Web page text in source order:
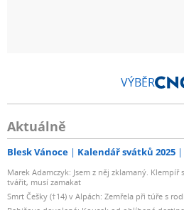
VÝBĚR
Aktuálně
Blesk Vánoce Kalendář svátků 2025
Marek Adamczyk: Jsem z něj zklamaný.
tvářit, musí zamakat
Smrt Češky (†14) v Alpách: Zemřela při túře s